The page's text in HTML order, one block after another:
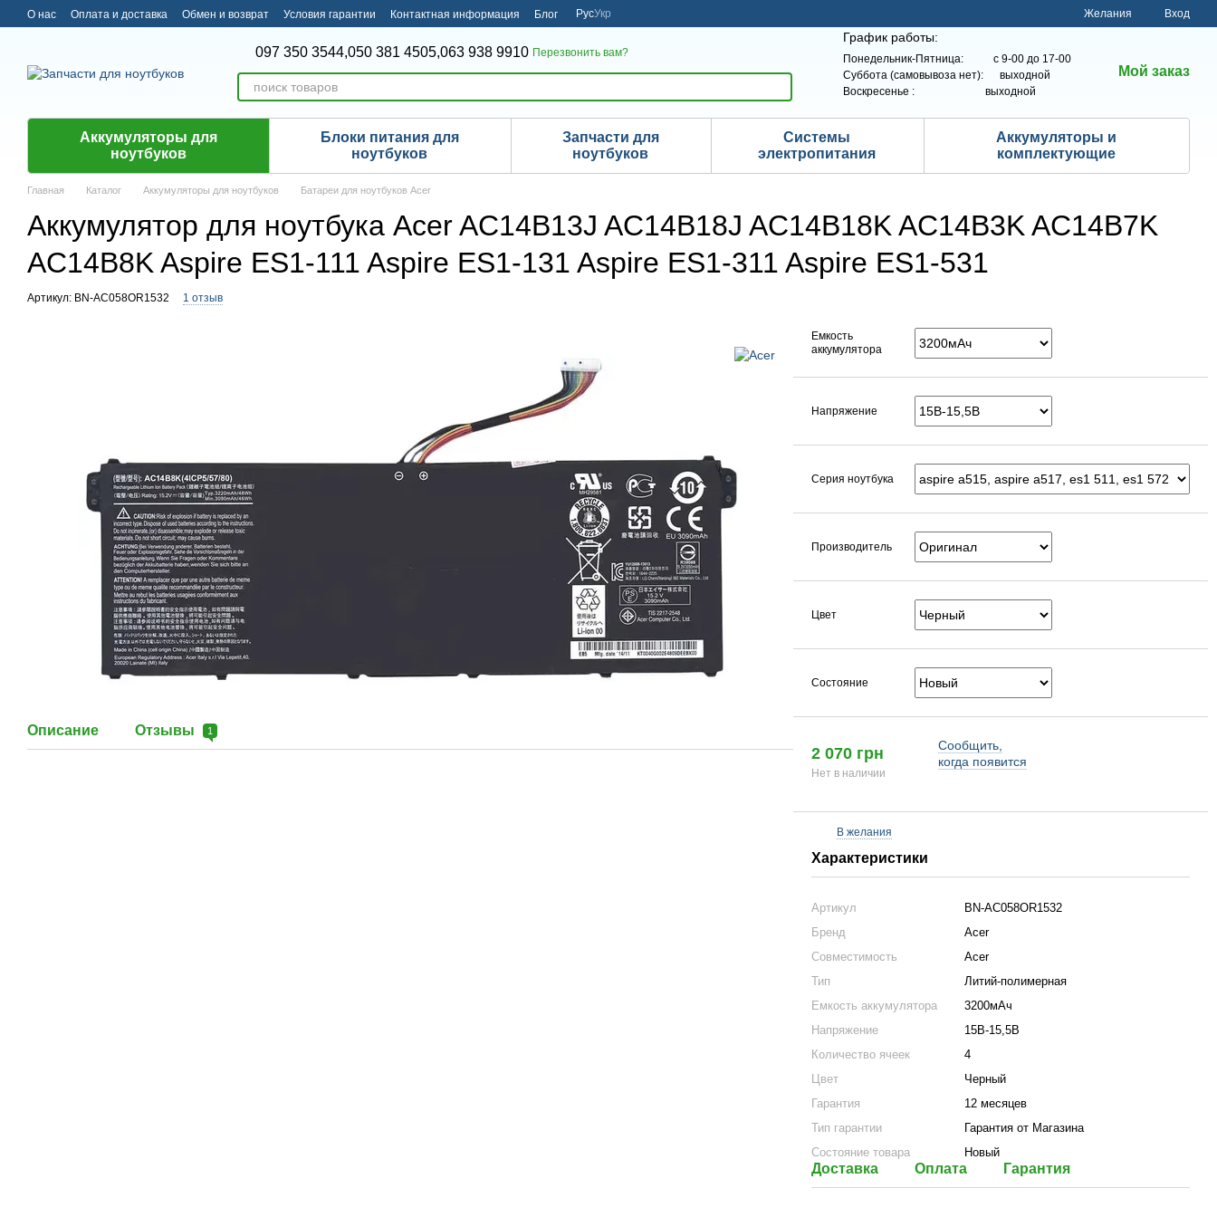
Перейти к основному контенту
О нас Оплата и доставка Обмен и возврат Условия гарантии Контактная информация Блог РусУкр Желания Вход
097 350 3544,050 381 4505,063 938 9910 Перезвонить вам?
График работы:
Понедельник-Пятница: с 9-00 до 17-00
Суббота (самовывоза нет): выходной
Воскресенье : выходной
Мой заказ
Аккумуляторы для
ноутбуков
Блоки питания для
ноутбуков
Запчасти для
ноутбуков
Системы
электропитания
Аккумуляторы и
комплектующие
Главная Каталог Аккумуляторы для ноутбуков Батареи для ноутбуков Acer
Аккумулятор для ноутбука Acer AC14B13J AC14B18J AC14B18K AC14B3K AC14B7K
AC14B8K Aspire ES1-111 Aspire ES1-131 Aspire ES1-311 Aspire ES1-531
Артикул: BN-AC058OR1532 1 отзыв
Описание Отзывы 1
Емкость
аккумулятора
Напряжение
Серия ноутбука
Производитель
Цвет
Состояние
2 070 грн
Нет в наличии
Сообщить,
когда появится
В желания
Характеристики
Артикул
BN-AC058OR1532
Бренд
Acer
Совместимость
Acer
Тип
Литий-полимерная
Емкость аккумулятора
3200мАч
Напряжение
15В-15,5В
Количество ячеек
4
Цвет
Черный
Гарантия
12 месяцев
Тип гарантии
Гарантия от Магазина
Состояние товара
Новый
Доставка Оплата Гарантия